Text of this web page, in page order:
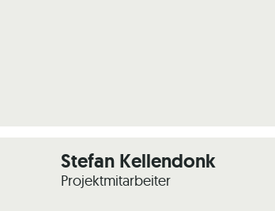
Stefan Kellendonk
Projektmitarbeiter